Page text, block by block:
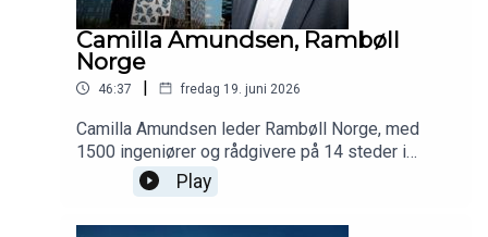
Camilla Amundsen, Rambøll
Norge
46:37 | fredag 19. juni 2026
Camilla Amundsen leder Rambøll Norge, med
1500 ingeniører og rådgivere på 14 steder i
Norge. Hun forteller om infrastruktur, bærekraft og
verdien av kommunikasjon.
Play